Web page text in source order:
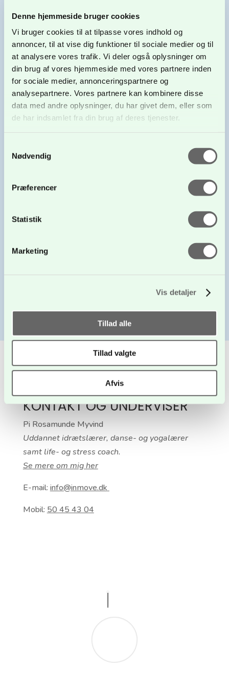
Denne hjemmeside bruger cookies
Vi bruger cookies til at tilpasse vores indhold og
annoncer, til at vise dig funktioner til sociale medier og til
at analysere vores trafik. Vi deler også oplysninger om
din brug af vores hjemmeside med vores partnere inden
for sociale medier, annonceringspartnere og
analysepartnere. Vores partnere kan kombinere disse
data med andre oplysninger, du har givet dem, eller som
de har indsamlet fra din brug af deres tjenester.
samtykke.
Nødvendig
Præferencer
Statistik
Marketing
Vis detaljer
Tillad alle
Tillad valgte
Afvis
Peter Fjelstrups Vej 4a
3250 Gilleleje
KONTAKT OG UNDERVISER
Pi Rosamunde Myvind
Uddannet idrætslærer, danse- og yogalærer
samt life- og stress coach.
Se mere om mig her
E-mail:info@inmove.dk
Mobil:50 45 43 04